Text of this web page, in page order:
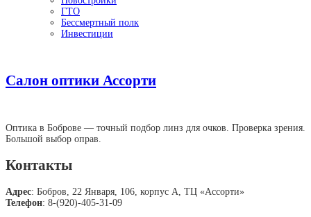
ГТО
Бессмертный полк
Инвестиции
Салон оптики Ассорти
Оптика в Боброве — точный подбор линз для очков. Проверка зрения.
Большой выбор оправ.
Контакты
Адрес: Бобров, 22 Января, 106, корпус А, ТЦ «Ассорти»
Телефон: 8-(920)-405-31-09